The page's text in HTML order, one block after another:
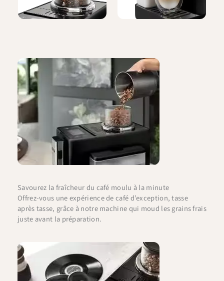
Savourez la fraîcheur du café moulu à la minute
Offrez-vous une expérience de café d’exception, tasse
après tasse, grâce à notre machine qui moud les grains frais
juste avant la préparation.